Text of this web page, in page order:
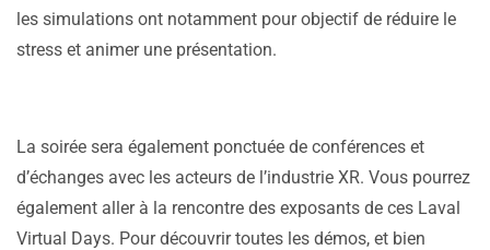
les simulations ont notamment pour objectif de réduire le
stress et animer une présentation.
La soirée sera également ponctuée de conférences et
d’échanges avec les acteurs de l’industrie XR. Vous pourrez
également aller à la rencontre des exposants de ces Laval
Virtual Days. Pour découvrir toutes les démos, et bien